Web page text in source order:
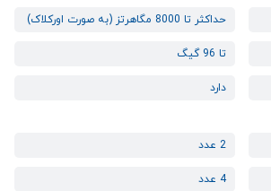
حداکثر تا 8000 مگاهرتز (به صورت اورکلاک)
تا 96 گیگ
دارد
2 عدد
4 عدد